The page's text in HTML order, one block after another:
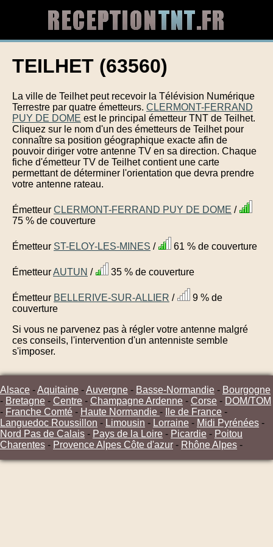
TEILHET (63560)
La ville de Teilhet peut recevoir la Télévision Numérique
Terrestre par quatre émetteurs. CLERMONT-FERRAND
PUY DE DOME est le principal émetteur TNT de Teilhet.
Cliquez sur le nom d'un des émetteurs de Teilhet pour
connaître sa position géographique exacte afin de
pouvoir diriger votre antenne TV en sa direction. Chaque
fiche d'émetteur TV de Teilhet contient une carte
permettant de déterminer l'orientation que devra prendre
votre antenne rateau.
Émetteur CLERMONT-FERRAND PUY DE DOME /
75 % de couverture
Émetteur ST-ELOY-LES-MINES / 61 % de couverture
ÉmetteurAUTUN / 35 % de couverture
Émetteur BELLERIVE-SUR-ALLIER /
9 % de
couverture
Si vous ne parvenez pas à régler votre antenne malgré
ces conseils, l'intervention d'un antenniste semble
s'imposer.
Alsace -Aquitaine -Auvergne - Basse-Normandie - Bourgogne
- Bretagne - Centre - Champagne Ardenne - Corse - DOM/TOM
- Franche Comté - Haute Normandie - Ile de France -
Languedoc Roussillon - Limousin - Lorraine - Midi Pyrénées -
Nord Pas de Calais - Pays de la Loire - Picardie - Poitou
Charentes - Provence Alpes Côte d'azur - Rhône Alpes -